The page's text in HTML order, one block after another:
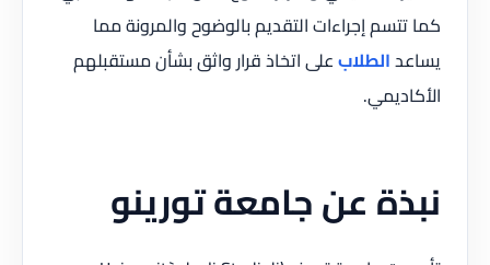
كما تتسم إجراءات التقديم بالوضوح والمرونة مما
يساعدالطلابعلى اتخاذ قرار واثق بشأن مستقبلهم
الأكاديمي.
نبذة عن جامعة تورينو